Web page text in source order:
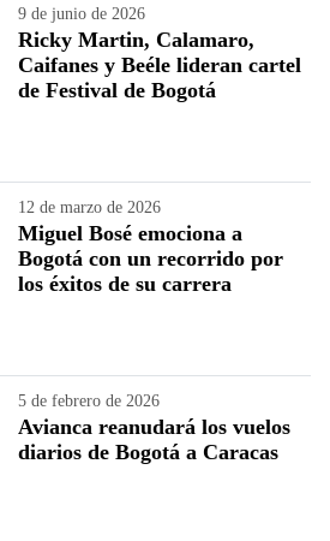
9 de junio de 2026
Ricky Martin, Calamaro,
Caifanes y Beéle lideran cartel
de Festival de Bogotá
12 de marzo de 2026
Miguel Bosé emociona a
Bogotá con un recorrido por
los éxitos de su carrera
5 de febrero de 2026
Avianca reanudará los vuelos
diarios de Bogotá a Caracas